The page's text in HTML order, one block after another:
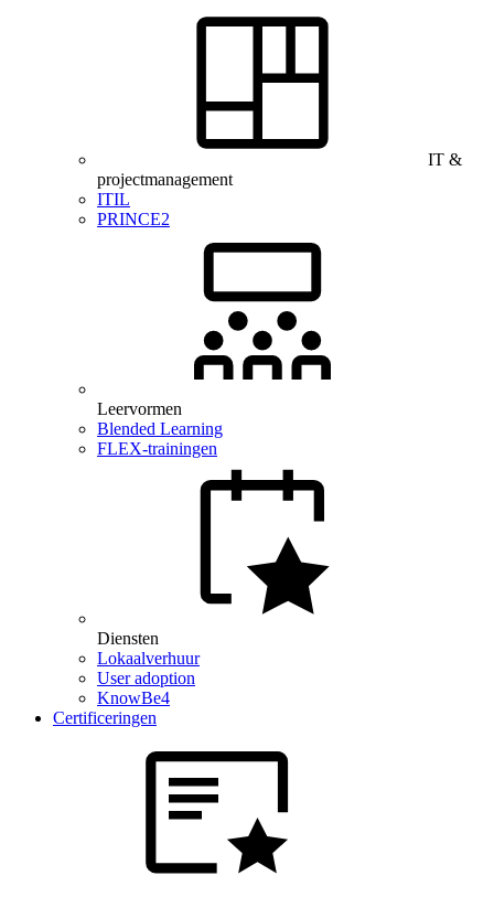
IT &
projectmanagement
ITIL
PRINCE2
Leervormen
Blended Learning
FLEX-trainingen
Diensten
Lokaalverhuur
User adoption
KnowBe4
Certificeringen